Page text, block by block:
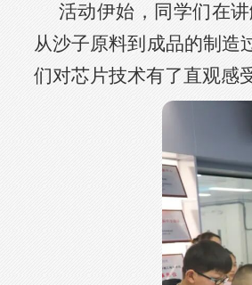
活动伊始，同学们在
从沙子原料到成品的制造
们对芯片技术有了直观感